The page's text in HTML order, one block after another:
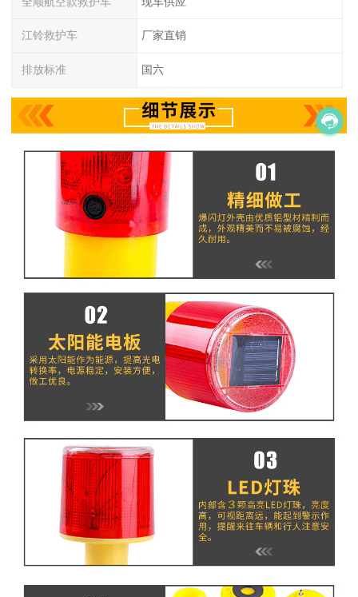
江铃救护车 厂家直销
排放标准 国六